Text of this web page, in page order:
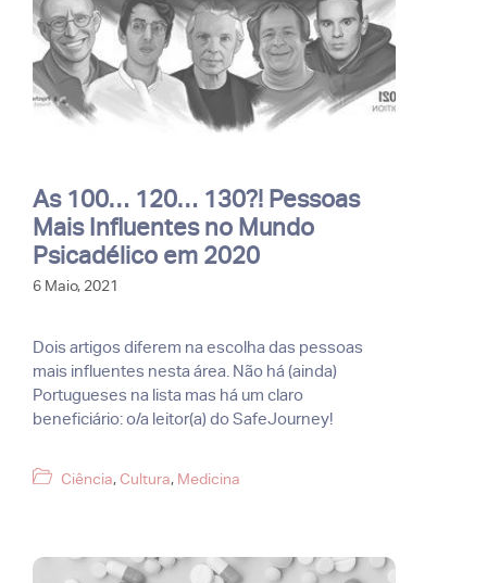
As 100… 120… 130?! Pessoas
Mais Influentes no Mundo
Psicadélico em 2020
6 Maio, 2021
Dois artigos diferem na escolha das pessoas
mais influentes nesta área. Não há (ainda)
Portugueses na lista mas há um claro
beneficiário: o/a leitor(a) do SafeJourney!
Categorias
Ciência, Cultura, Medicina